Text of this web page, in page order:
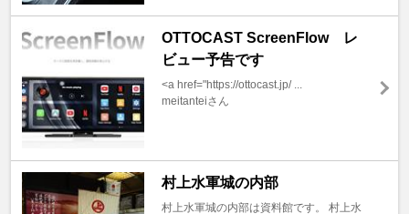
OTTOCAST ScreenFlow レ
ビュー予告です
<a href="https://ottocast.jp/ ...
meitanteiさん
村上水軍城の内部
村上水軍城の内部は資料館です。 村上水